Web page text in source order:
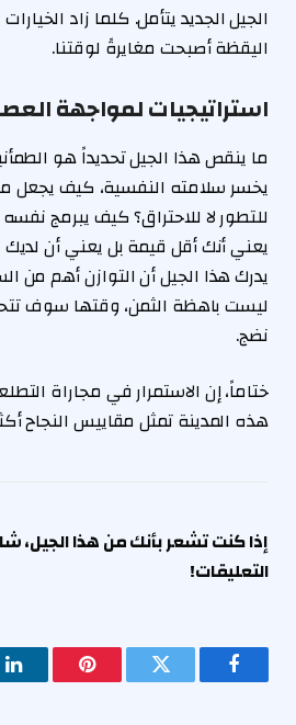
الجيل الجديد يتأمل. كلما زاد
اليقظة أصبحت مغايرةً لوقتنا.
استراتيجيات لمواجهة
ما ينقص هذا الجيل تحديداً هو
يخسر سلامته النفسية، كيف
للتطور لا للاحتراق؟ كيف يبرمج نفسه
يعني أنك أقل قيمة بل يعني أن
يدرك هذا الجيل أن التوازن أهم من
ليست باهظة الثمن، وقتها سوف
نضج.
ختاماً، إن الاستمرار في مجاراة
هذه المدينة تمثل مقاييس النجاح
إذا كنت تشعر بأنك من هذا الجيل،
التعليقات!
فيسبوك تويتر بينتيريست